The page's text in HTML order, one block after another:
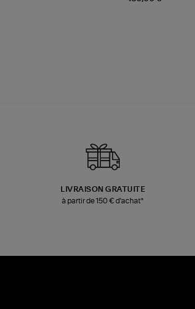
LIVRAISON GRATUITE
à partir de 150 € d'achat*